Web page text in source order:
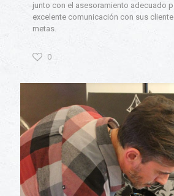
junto con el asesoramiento adecuado
excelente comunicación con sus
metas.
0